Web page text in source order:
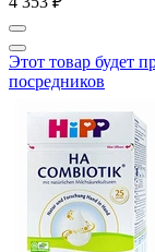
Этот товар будет
посредников